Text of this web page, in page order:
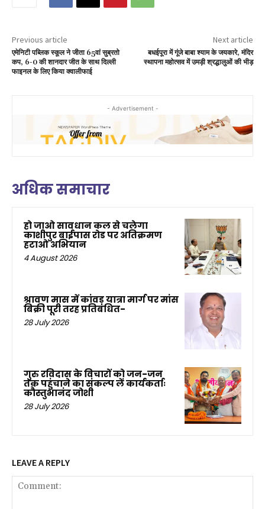
Previous article
एमेनिटी पब्लिक स्कूल ने जीता 65वां सुब्रतो
कप, 6-0 की शानदार जीत के साथ दिल्ली
फाइनल के लिए किया क्वालीफाई
Next article
बधईपूरा में गूंजे बाबा श्याम के जयकारे, मंदिर
स्थापना महोत्सव में उमड़ी श्रद्धालुओं की भीड़
- Advertisement -
अधिक समाचार
हो जाओ सावधान कल से चलेगा
काशीपुर बाईपास रोड पर अतिक्रमण
हटाओ अभियान
4 August 2026
श्रावण मास में कांवड़ यात्रा मार्ग पर मांस
बिक्री पूरी तरह प्रतिबंधित-
28 July 2026
गुरु रविदास के विचारों को जन-जन
तक पहुंचाने का संकल्प लें कार्यकर्ताः
कौस्तुभानंद जोशी
28 July 2026
LEAVE A REPLY